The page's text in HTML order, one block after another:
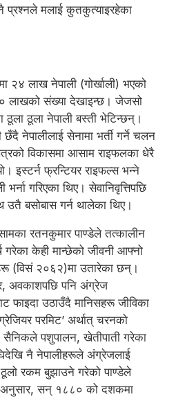
प्रश्नले मलाई कुतकुत्याइरहेका
२४ लाख नेपाली (गोर्खाली) भएको
लाखको संख्या देखाइन्छ। जेजसो
ठूला नेपाली बस्ती भेटिन्छन्।
छँदै नेपालीलाई सेनामा भर्ती गर्ने चलन
विकासमा आसाम राइफलका धेरै
इस्टर्न फ्रन्टियर राइफल्स भन्ने
गरिएका थिए। सेवानिवृत्तिपछि
उतै बसोबास गर्न थालेका थिए।
रतनकुमार पाण्डेले तत्कालीन
गरेका केही मान्छेको जीवनी आफ्नो
(विसं २०६२)मा उतारेका छन्।
अवकाशपछि पनि अंग्रेज
फाइदा उठाउँदै मानिसहरू जीविका
परमिट’ अर्थात् चरनको
सैनिकले पशुपालन, खेतीपाती गरेका
नै नेपालीहरूले अंग्रेजलाई
रकम बुझाउने गरेको पाण्डेले
सन् १८८० को दशकमा